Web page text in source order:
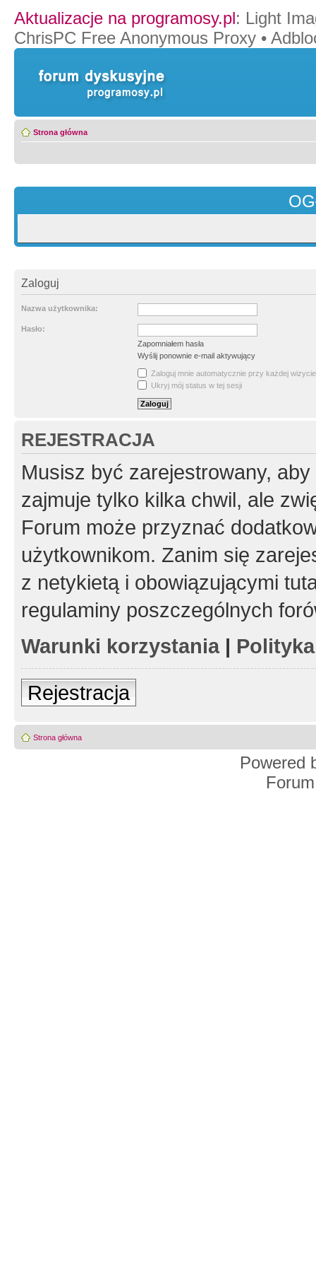
Aktualizacje na programosy.pl: Light
ChrisPC Free Anonymous Proxy •
Strona główna
Zaloguj
Nazwa użytkownika:
Hasło:
Zapomniałem hasła
Wyślij ponownie e-mail aktywujący
Zaloguj mnie automatycznie przy każdej wizycie
Ukryj mój status w tej sesji
REJESTRACJA
Musisz być zarejestrowany,
zajmuje tylko kilka chwil, ale
Forum może przyznać
użytkownikom. Zanim się
z netykietą i obowiązującymi
regulaminy poszczególnych
Warunki korzystania|
Rejestracja
Strona główna
Powered